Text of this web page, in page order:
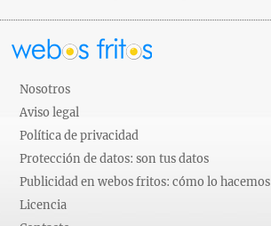
Nosotros
Aviso legal
Política de privacidad
Protección de datos: son tus datos
Publicidad en webos fritos: cómo lo hacemos
Licencia